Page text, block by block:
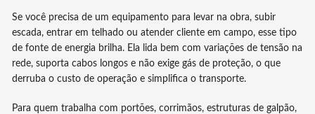
Se você precisa de um equipamento para levar na obra, subir
escada, entrar em telhado ou atender cliente em campo, esse tipo
de fonte de energia brilha. Ela lida bem com variações de tensão na
rede, suporta cabos longos e não exige gás de proteção, o que
derruba o custo de operação e simplifica o transporte.
Para quem trabalha com portões, corrimãos, estruturas de galpão,